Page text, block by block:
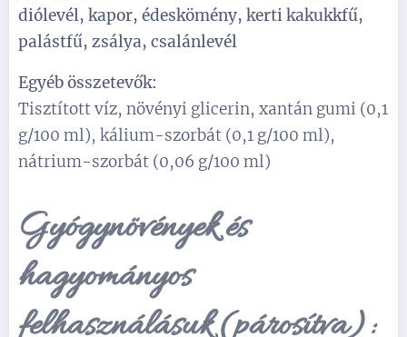
diólevél, kapor, édeskömény, kerti kakukkfű,
palástfű, zsálya, csalánlevél
Egyéb összetevők:
Tisztított víz, növényi glicerin, xantán gumi (0,1
g/100 ml), kálium-szorbát (0,1 g/100 ml),
nátrium-szorbát (0,06 g/100 ml)
Gyógynövények és
hagyományos
felhasználásuk (párosítva):